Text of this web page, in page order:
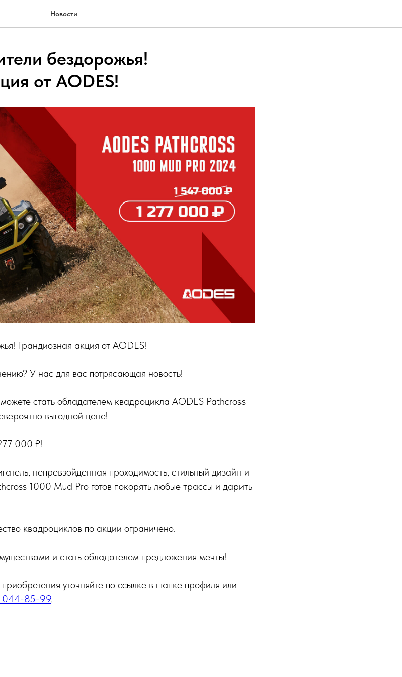
Новости
бездорожья!
от AODES!
Грандиозная акция от AODES!
У нас для вас потрясающая новость!
стать обладателем квадроцикла AODES Pathcross
выгодной цене!
000 ₽!
непревзойденная проходимость, стильный дизайн и
1000 Mud Pro готов покорять любые трассы и дарить
квадроциклов по акции ограничено.
и стать обладателем предложения мечты!
уточняйте по ссылке в шапке профиля или
044-85-99.